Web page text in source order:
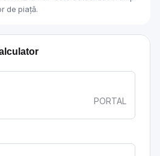
de piață.
PORTAL